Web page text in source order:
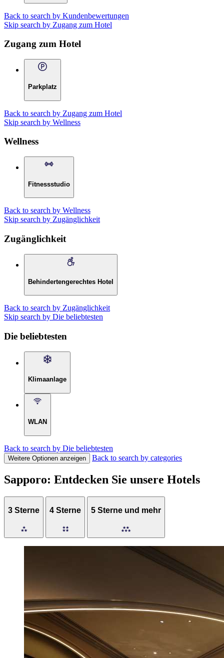
Back to search by Kundenbewertungen
Skip search by Zugang zum Hotel
Zugang zum Hotel
Parkplatz
Back to search by Zugang zum Hotel
Skip search by Wellness
Wellness
Fitnessstudio
Back to search by Wellness
Skip search by Zugänglichkeit
Zugänglichkeit
Behindertengerechtes Hotel
Back to search by Zugänglichkeit
Skip search by Die beliebtesten
Die beliebtesten
Klimaanlage
WLAN
Back to search by Die beliebtesten
Weitere Optionen anzeigen Back to search by categories
Sapporo: Entdecken Sie unsere Hotels
3 Sterne 4 Sterne 5 Sterne und mehr